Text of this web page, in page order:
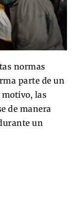
normas
parte de un
motivo, las
de manera
un